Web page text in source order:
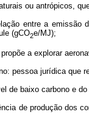
ou antrópicos,
entre a
(gCO2e/MJ);
a explorar
pessoa jurídica que
de baixo carbono e
de produção dos